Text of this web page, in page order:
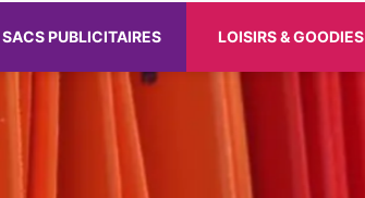
SACS PUBLICITAIRES LOISIRS & GOODIES